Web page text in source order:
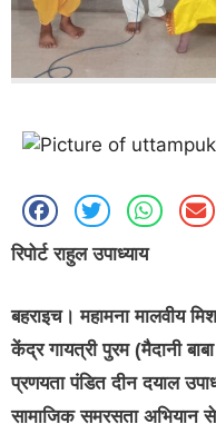
रिपोर्ट राहुल उपाध्याय
बहराइच। महामना मालवीय
केंद्र गायत्री पुरम (मैदानी
प्रणयता पंडित दीन दयाल
सामाजिक समरसता